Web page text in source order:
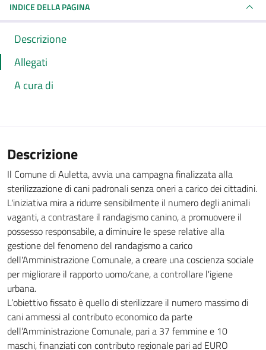
INDICE DELLA PAGINA
Descrizione
Allegati
A cura di
Descrizione
Il Comune di Auletta, avvia una campagna finalizzata alla
sterilizzazione di cani padronali senza oneri a carico dei cittadini.
L'iniziativa mira a ridurre sensibilmente il numero degli animali
vaganti, a contrastare il randagismo canino, a promuovere il
possesso responsabile, a diminuire le spese relative alla
gestione del fenomeno del randagismo a carico
dell'Amministrazione Comunale, a creare una coscienza sociale
per migliorare il rapporto uomo/cane, a controllare l'igiene
urbana.
L’obiettivo fissato è quello di sterilizzare il numero massimo di
cani ammessi al contributo economico da parte
dell’Amministrazione Comunale, pari a 37 femmine e 10
maschi, finanziati con contributo regionale pari ad EURO